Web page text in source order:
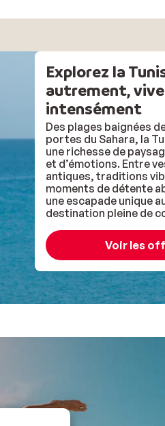
Explorez la
autrement,
intensément
Des plages baignées
portes du Sahara, la
une richesse de
et d’émotions. Entre
antiques, traditions
moments de détente
une escapade unique
destination pleine de
Voir les